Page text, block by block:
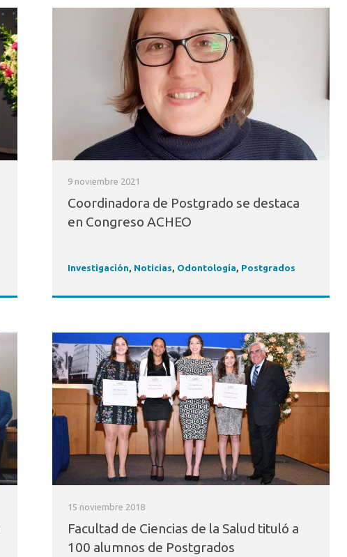
9 noviembre 2021
Coordinadora de Postgrado se destaca
en Congreso ACHEO
Investigación, Noticias, Odontología, Postgrados
15 noviembre 2018
Facultad de Ciencias de la Salud tituló a
100 alumnos de Postgrados